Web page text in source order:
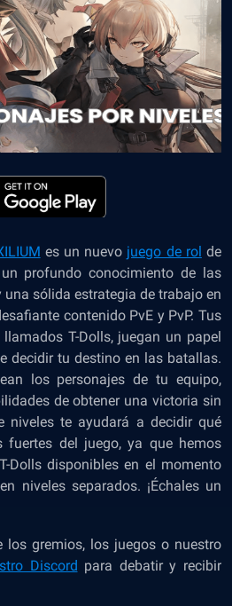
es un nuevo juego de rol de
profundo conocimiento de las
sólida estrategia de trabajo en
contenido PvE y PvP. Tus
T-Dolls, juegan un papel
decidir tu destino en las batallas.
los personajes de tu equipo,
de obtener una victoria sin
niveles te ayudará a decidir qué
fuertes del juego, ya que hemos
Dolls disponibles en el momento
niveles separados. ¡Échales un
los gremios, los juegos o nuestro
Discord para debatir y recibir